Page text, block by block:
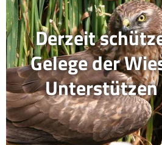
Derzeit
Gelege der
Unterstützen